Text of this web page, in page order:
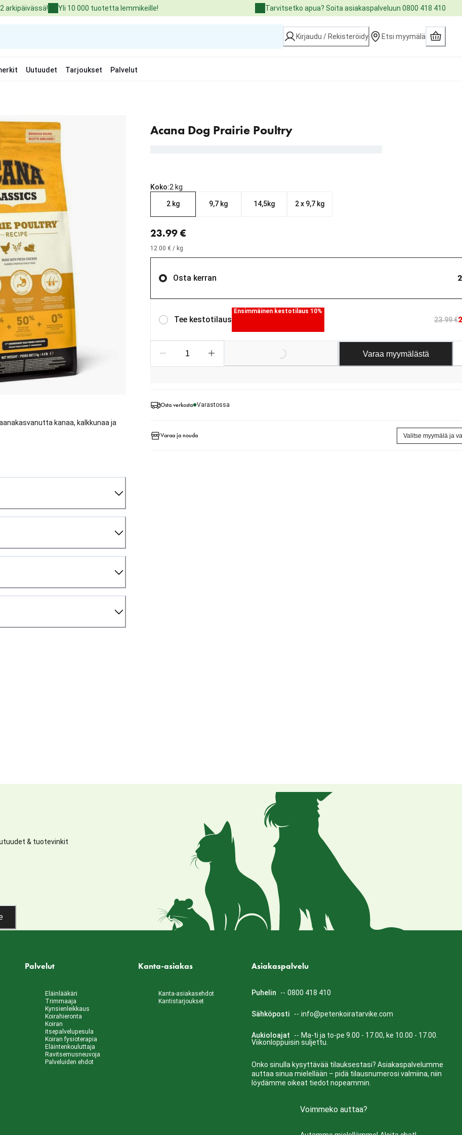
arkipäivässä! Yli 10 000 tuotetta lemmikeille! Tarvitsetko apua? Soita asiakaspalveluun 0800 418 410
Kirjaudu / Rekisteröidy Etsi myymälä
Uutuudet Tarjoukset Palvelut
Acana Dog Prairie Poultry
kanaa, kalkkunaa ja
Koko:2 kg
2 kg 9,7 kg 14,5kg 2 x 9,7 kg
23.99 €
12.00 € / kg
Osta kerran
Tee kestotilaus
Ensimmäinen kestotilaus 10%
23.99 €
Loading... Varaa myymälästä
Osta verkosta Varastossa
Varaa ja nouda Valitse myymälä ja
& tuotevinkit
Palvelut
Eläinlääkäri
Trimmaaja
Kynsienleikkaus
Koirahieronta
Koiran
itsepalvelupesula
Koiran fysioterapia
Eläintenkouluttaja
Ravitsemusneuvoja
Palveluiden ehdot
Kanta-asiakas
Kanta-asiakasehdot
Kantistarjoukset
Asiakaspalvelu
Puhelin -- 0800 418 410
Sähköposti -- info@petenkoiratarvike.com
Aukioloajat -- Ma-ti ja to-pe 9.00 - 17.00, ke 10.00 - 17.00.
Viikonloppuisin suljettu.
Onko sinulla kysyttävää tilauksestasi? Asiakaspalvelumme
auttaa sinua mielellään – pidä tilausnumerosi valmiina, niin
löydämme oikeat tiedot nopeammin.
Voimmeko auttaa?